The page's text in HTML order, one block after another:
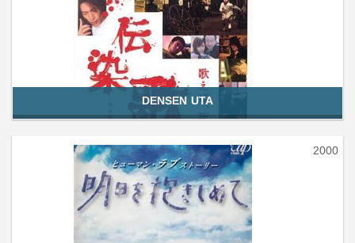
DENSEN UTA
2000